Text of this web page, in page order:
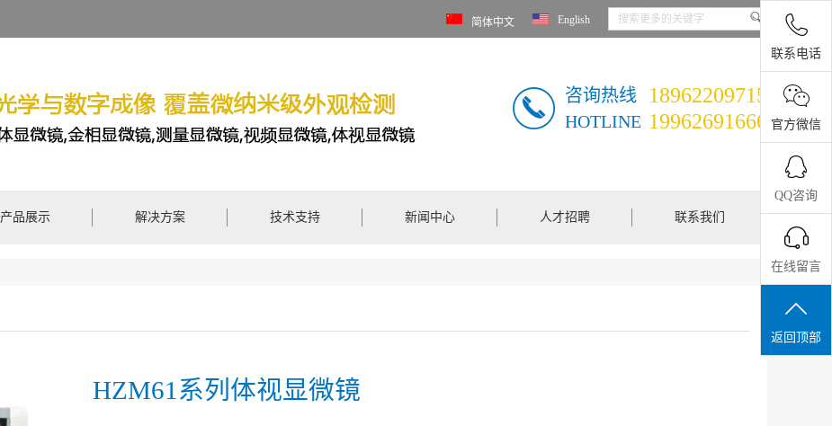
简体中文 English
咨询热线
HOTLINE
18962209715
19962691666
产品展示 解决方案 技术支持 新闻中心 人才招聘 联系我们
HZM61系列体视显微镜
联系电话
官方微信
QQ咨询
在线留言
返回顶部